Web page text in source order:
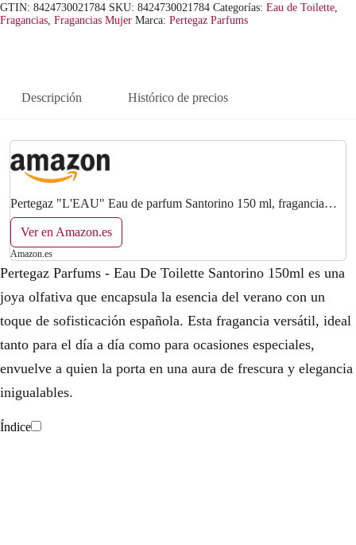
GTIN: 8424730021784 SKU: 8424730021784 Categorías: Eau de Toilette
Fragancias Fragancias Mujer Marca: Pertegaz Parfums
Descripción Histórico de precios
Pertegaz "L'EAU" Eau de parfum Santorino 150 ml, fragancia
para mujer, con pulverizador
Ver en Amazon.es
Amazon.es
Pertegaz Parfums - Eau De Toilette Santorino 150ml es una
joya olfativa que encapsula la esencia del verano con un
toque de sofisticación española. Esta fragancia versátil, ideal
tanto para el día a día como para ocasiones especiales,
envuelve a quien la porta en una aura de frescura y elegancia
inigualables.
Índice